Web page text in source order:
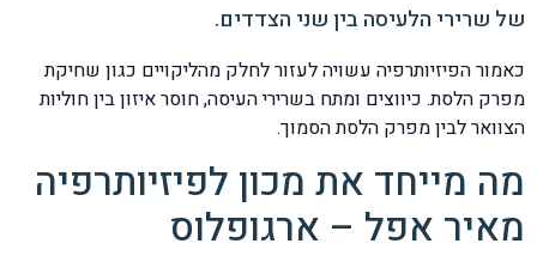
של שרירי הלעיסה בין שני הצדדים.
כאמור הפיזיותרפיה עשויה לעזור לחלק מהליקויים כגון שחיקת
מפרק הלסת. כיווצים ומתח בשרירי העיסה, חוסר איזון בין חוליות
הצוואר לבין מפרק הלסת הסמוך.
מה מייחד את מכון לפיזיותרפיה
מאיר אפל – ארגופלוס